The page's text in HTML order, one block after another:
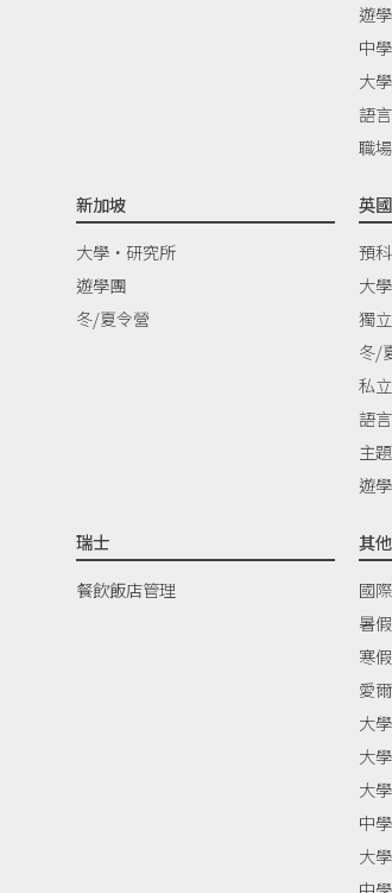
遊
中
大
語
職
新加坡
大學‧研究所
遊學團
冬/夏令營
英國
預
大
獨
冬/
私
語
主
遊
瑞士
餐飲飯店管理
其他
國
暑
寒
愛
大
大
大
中
大